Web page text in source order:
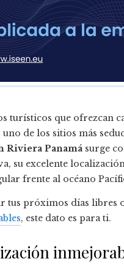
turísticos que ofrezcan
de los sitios más
Riviera Panamá surge
su excelente
frente al océano
tus próximos días libres
, este dato es para ti.